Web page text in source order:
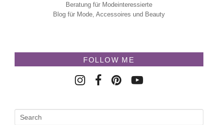
Beratung für Modeinteressierte
Blog für Mode, Accessoires und Beauty
FOLLOW ME